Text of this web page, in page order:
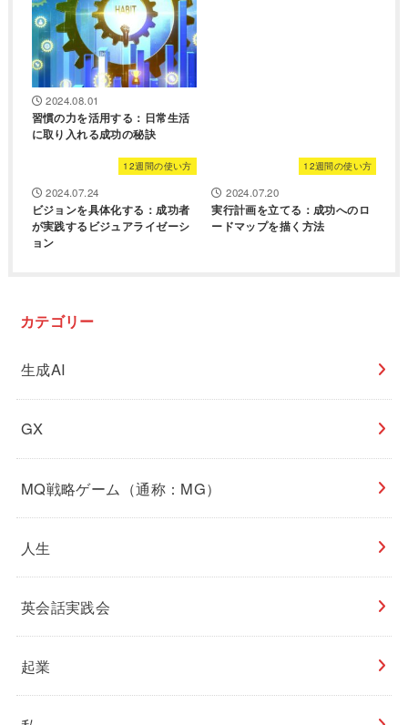
2024.08.01
習慣の力を活用する：日常生活
に取り入れる成功の秘訣
12週間の使い方
2024.07.24
ビジョンを具体化する：成功者
が実践するビジュアライゼーシ
ョン
12週間の使い方
2024.07.20
実行計画を立てる：成功へのロ
ードマップを描く方法
カテゴリー
生成AI
GX
MQ戦略ゲーム（通称：MG）
人生
英会話実践会
起業